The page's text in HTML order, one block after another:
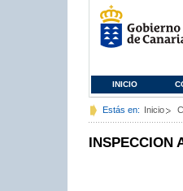
INICIO
Estás en: Inicio
INSPECCION